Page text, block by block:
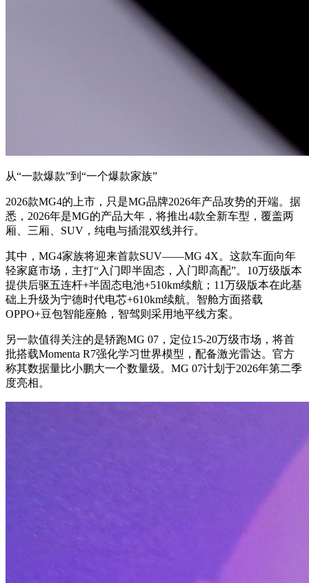
从“一款爆款”到“一个爆款家族”
2026款MG4的上市，只是MG品牌2026年产品攻势的开端。据
悉，2026年是MG的产品大年，将推出4款全新车型，覆盖两
厢、三厢、SUV，纯电与插混双线并行。
其中，MG4家族将迎来首款SUV——MG 4X。这款车面向年
轻家庭市场，主打“入门即半固态，入门即高配”。10万级版本
提供后驱五连杆+半固态电池+510km续航；11万级版本在此基
础上升级为宁德时代电芯+610km续航。智舱方面搭载
OPPO+豆包智能座舱，智驾则采用地平线方案。
另一款值得关注的是轿跑MG 07，定位15-20万级市场，将首
批搭载Momenta R7强化学习世界模型，配备激光雷达。官方
称其数据量比小鹏大一个数量级。MG 07计划于2026年第二季
度亮相。